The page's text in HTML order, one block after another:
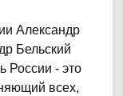
Александр
Бельский
России - это
всех,